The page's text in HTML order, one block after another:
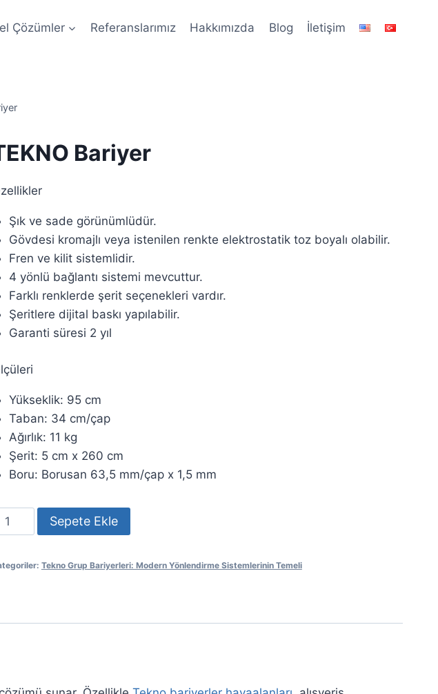
Çözümler Referanslarımız Hakkımızda Blog İletişim
Bariyer
Şık ve sade görünümlüdür.
Gövdesi kromajlı veya istenilen renkte elektrostatik toz boyalı olabilir.
Fren ve kilit sistemlidir.
4 yönlü bağlantı sistemi mevcuttur.
Farklı renklerde şerit seçenekleri vardır.
Şeritlere dijital baskı yapılabilir.
Garanti süresi 2 yıl
Yükseklik: 95 cm
Taban: 34 cm/çap
Ağırlık: 11 kg
Şerit: 5 cm x 260 cm
Boru: Borusan 63,5 mm/çap x 1,5 mm
Sepete Ekle
Tekno Grup Bariyerleri: Modern Yönlendirme Sistemlerinin Temeli